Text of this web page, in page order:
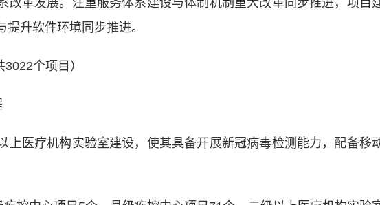
改革发展。注重服务体系建设与体制机制重大改革同步推进，项目
提升软件环境同步推进。
个项目）
医疗机构实验室建设，使其具备开展新冠病毒检测能力，配备移